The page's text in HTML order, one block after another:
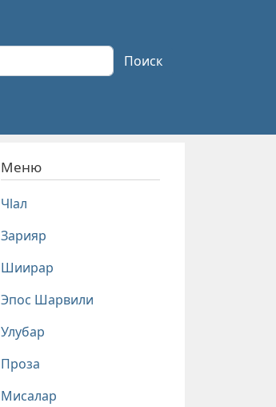
Поиск
Меню
Чlал
Зарияр
Шиирар
Эпос Шарвили
Улубар
Проза
Мисалар